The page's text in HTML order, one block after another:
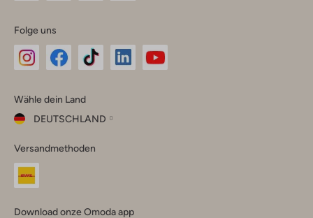
Folge uns
Instagram
Facebook
TikTok
Wähle dein Land
DEUTSCHLAND
dein
Land
Versandmethoden
Download onze Omoda app